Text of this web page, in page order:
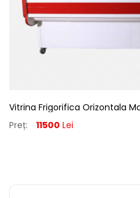
Vitrina Frigorifica Orizontala
Preț:
11500 Lei